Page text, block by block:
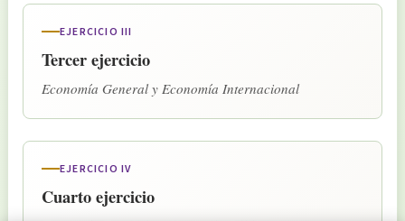
EJERCICIO III
Tercer ejercicio
Economía General y Economía Internacional
EJERCICIO IV
Cuarto ejercicio